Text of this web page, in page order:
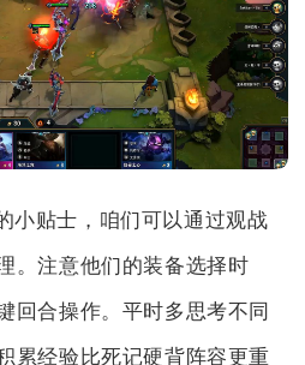
小贴士，咱们可以通过观战
。注意他们的装备选择时
回合操作。平时多思考不同
累经验比死记硬背阵容更重